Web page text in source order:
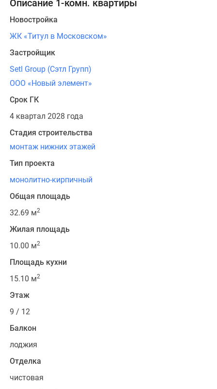
Описание 1-комн. квартиры
Новостройка
ЖК «Титул в Московском»
Застройщик
Setl Group (Сэтл Групп)
ООО «Новый элемент»
Срок ГК
4 квартал 2028 года
Стадия строительства
монтаж нижних этажей
Тип проекта
монолитно-кирпичный
Общая площадь
32.69 м2
Жилая площадь
10.00 м2
Площадь кухни
15.10 м2
Этаж
9 / 12
Балкон
лоджия
Отделка
чистовая